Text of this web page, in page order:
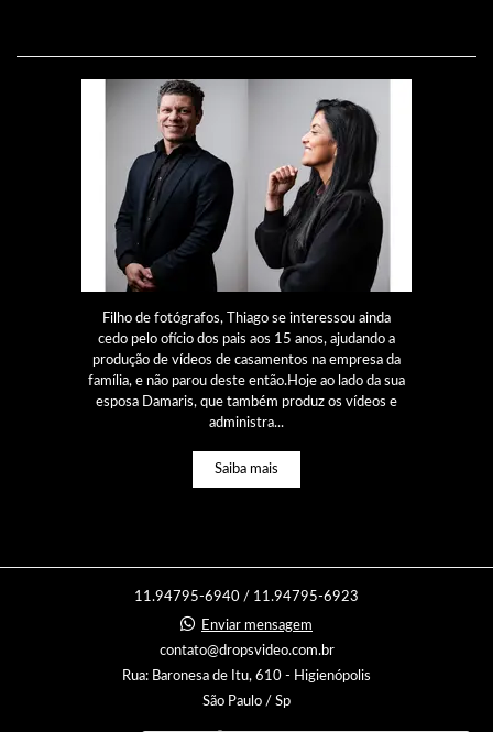
Filho de fotógrafos, Thiago se interessou ainda
cedo pelo ofício dos pais aos 15 anos, ajudando a
produção de vídeos de casamentos na empresa da
família, e não parou deste então.Hoje ao lado da sua
esposa Damaris, que também produz os vídeos e
administra...
Saiba mais
11.94795-6940 / 11.94795-6923
Enviar mensagem
contato@dropsvideo.com.br
Rua: Baronesa de Itu, 610 - Higienópolis
São Paulo / Sp